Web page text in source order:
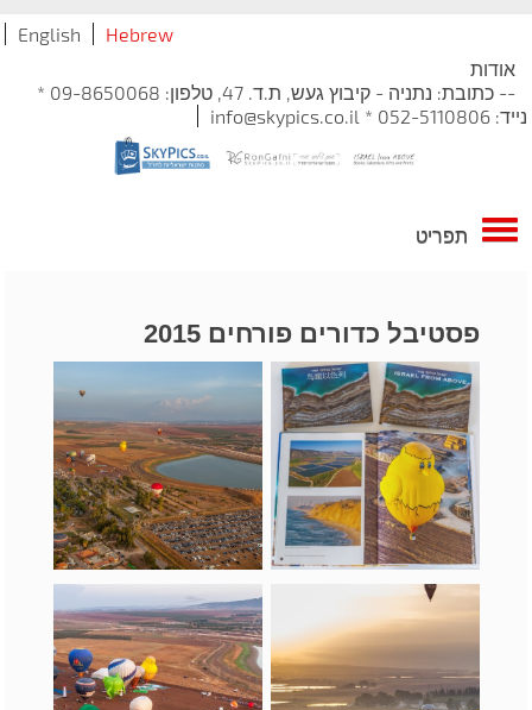
Hebrew
English
אודות
-- כתובת: נתניה - קיבוץ געש, ת.ד. 47, טלפון: 09-8650068 *
נייד: 052-5110806 * info@skypics.co.il
תפריט
פסטיבל כדורים פורחים 2015
כדורים פורחים אצלנו
בספרים